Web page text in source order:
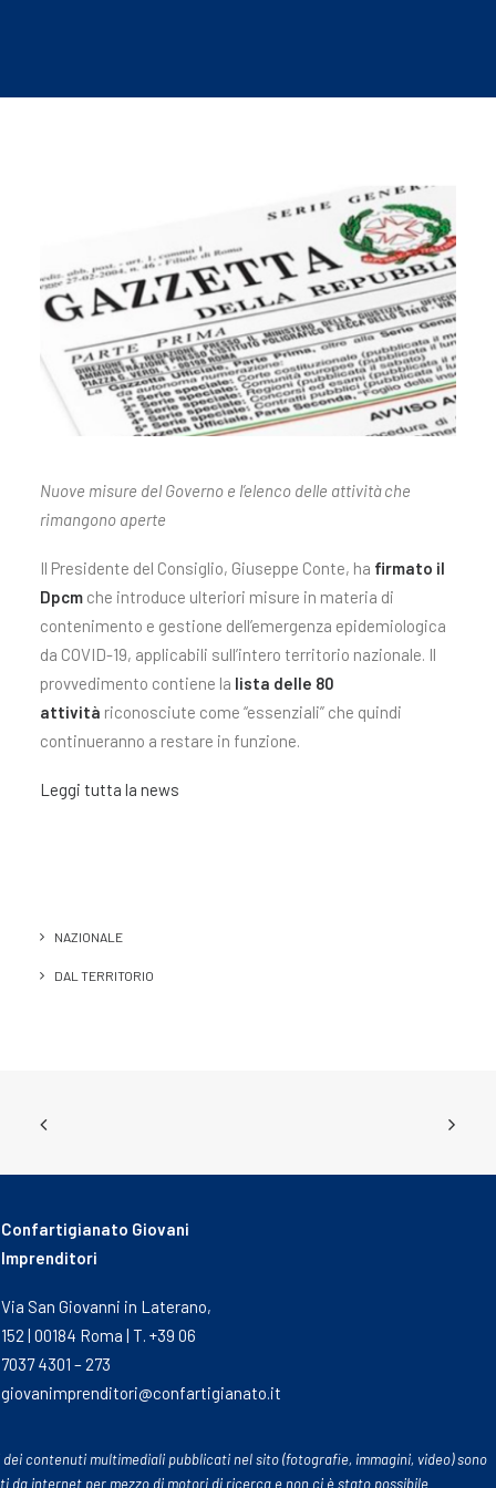
Nuove misure del Governo e l’elenco delle attività che
rimangono aperte
Il Presidente del Consiglio, Giuseppe Conte, ha firmato il
Dpcm che introduce ulteriori misure in materia di
contenimento e gestione dell’emergenza epidemiologica
da COVID-19, applicabili sull’intero territorio nazionale. Il
provvedimento contiene la lista delle 80
attività riconosciute come “essenziali” che quindi
continueranno a restare in funzione.
Leggi tutta la news
NAZIONALE
DAL TERRITORIO
Confartigianato Giovani
Imprenditori
Via San Giovanni in Laterano,
152 | 00184 Roma | T. +39 06
7037 4301 – 273
giovanimprenditori@confartigianato.it
dei contenuti multimediali pubblicati nel sito (fotografie, immagini, video) sono
da internet per mezzo di motori di ricerca e non ci è stato possibile